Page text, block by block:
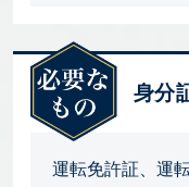
身分
運転免許証、運